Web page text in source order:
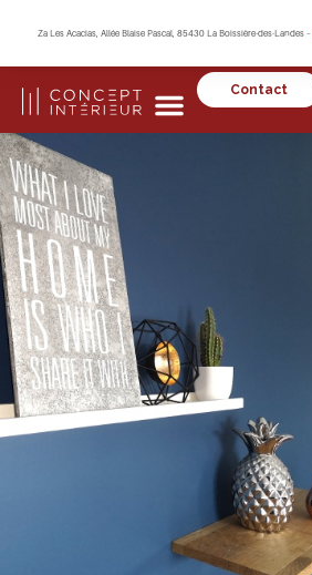
Za Les Acacias, Allée Blaise Pascal, 85430 La Boissière-des-Landes –
Contact